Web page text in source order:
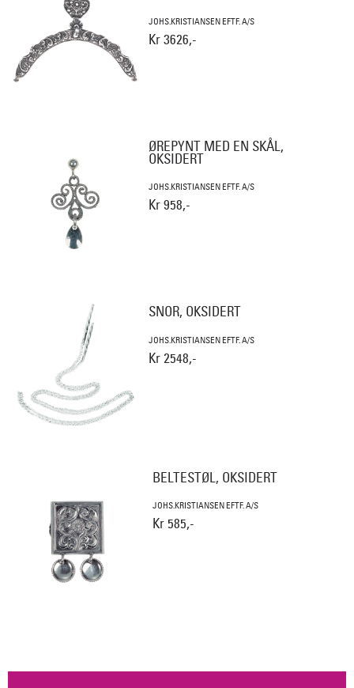
JOHS.KRISTIANSEN EFTF. A/S
Kr 3626,-
ØREPYNT MED EN SKÅL,
OKSIDERT
JOHS.KRISTIANSEN EFTF. A/S
Kr 958,-
SNOR, OKSIDERT
JOHS.KRISTIANSEN EFTF. A/S
Kr 2548,-
BELTESTØL, OKSIDERT
JOHS.KRISTIANSEN EFTF. A/S
Kr 585,-